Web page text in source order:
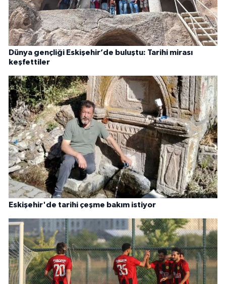
Dünya gençliği Eskişehir’de buluştu: Tarihi mirası
keşfettiler
Eskişehir'de tarihi çeşme bakım istiyor